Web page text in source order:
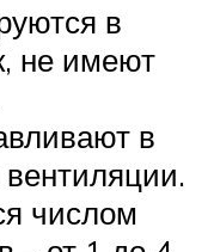
в
не имеют
в
числом